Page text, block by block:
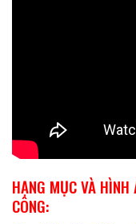
HẠNG MỤC VÀ
CÔNG: